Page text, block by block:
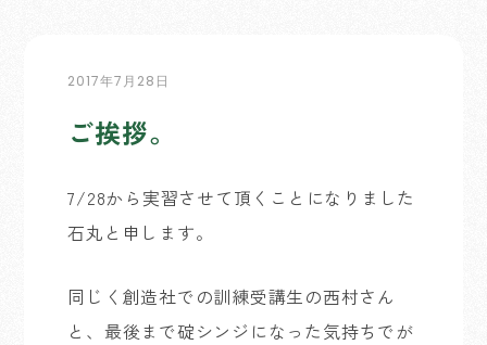
2017年7月28日
ご挨拶。
7/28から実習させて頂くことになりました
石丸と申します。
同じく創造社での訓練受講生の西村さん
と、最後まで碇シンジになった気持ちでが